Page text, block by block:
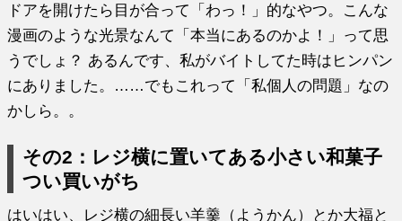
ドアを開けたら目が合って「わっ！」的なやつ。こんな
漫画のような光景なんて「本当にあるのかよ！」って思
うでしょ？ あるんです、私がバイトしてた時はヒンパン
にありました。……でもこれって「私個人の問題」なの
かしら。。
その2：レジ横に置いてある小さい和菓子
つい買いがち
はいはい、レジ横の細長い羊羹（ようかん）とか大福と